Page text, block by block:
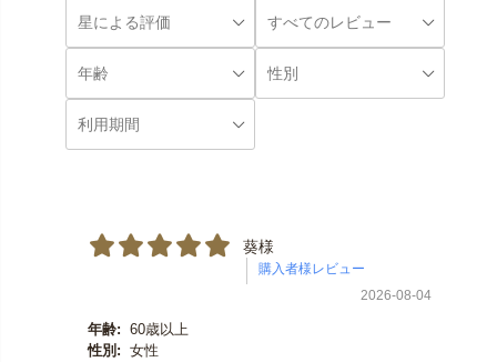
葵様
2026-08-04
年齢: 60歳以上
性別: 女性